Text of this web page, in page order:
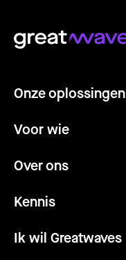
Onze oplossingen
Voor wie
Over ons
Kennis
Ik wil Greatwaves